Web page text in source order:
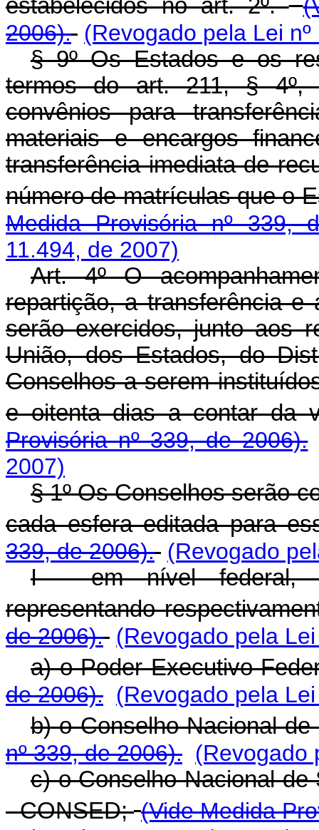
estabelecidos no art. 2º.
2006). (Revogado pela Lei
§ 9º Os Estados e os
termos do art. 211, § 4º,
convênios para
materiais e encargos
transferência imediata de
número de matrículas que o
Medida Provisória nº 339,
11.494, de 2007)
Art. 4º O
repartição, a transferência
serão exercidos, junto aos
União, dos Estados, do
Conselhos a serem
e oitenta dias a contar da
Provisória nº 339, de 2006).
2007)
§ 1º Os Conselhos serão
cada esfera editada para
339, de 2006). (Revogado
I - em nível federal,
representando
de 2006). (Revogado pela
a) o Poder Executivo
de 2006). (Revogado pela
b) o Conselho Nacional
nº 339, de 2006). (Revogado
c) o Conselho Nacional
- CONSED; (Vide Medida